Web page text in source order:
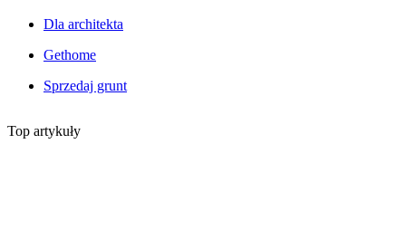
Dla architekta
Gethome
Sprzedaj grunt
Top artykuły